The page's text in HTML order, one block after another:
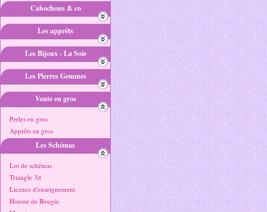
Cabochons & co
Les apprêts
Les Bijoux - La Soie
Les Pierres Gemmes
Vente en gros
Perles en gros
Apprêts en gros
Les Schémas
Lot de schémas
Triangle 3d
Licence d'enseignement
Housse de Bougie